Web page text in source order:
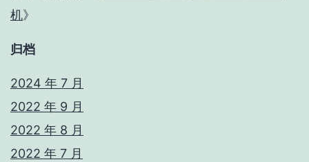
机》
归档
2024 年 7 月
2022 年 9 月
2022 年 8 月
2022 年 7 月